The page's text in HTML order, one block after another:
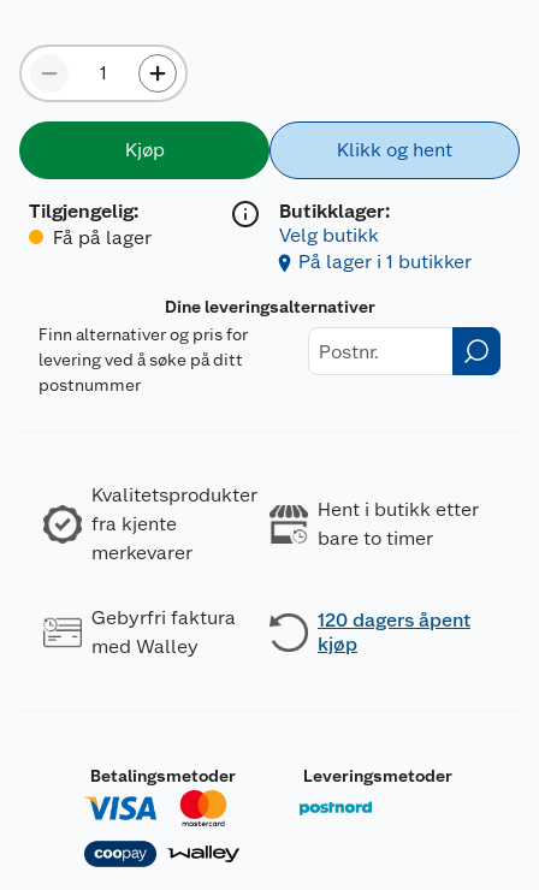
Kjøp
Tilgjengelig:
Få på lager
Klikk og hent
Butikklager:
Velg butikk
På lager i 1 butikker
Dine leveringsalternativer
Finn alternativer og pris for
levering ved å søke på ditt
postnummer
Kvalitetsprodukter
fra kjente
merkevarer
Hent i butikk etter
bare to timer
Gebyrfri faktura
med Walley
120 dagers åpent
kjøp
Betalingsmetoder Leveringsmetoder